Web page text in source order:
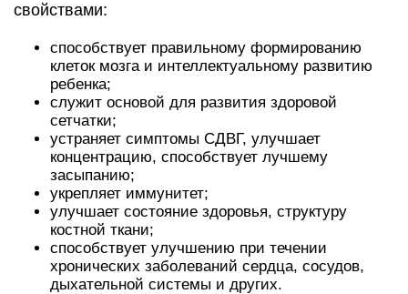
свойствами:
способствует правильному формированию
клеток мозга и интеллектуальному развитию
ребенка;
служит основой для развития здоровой
сетчатки;
устраняет симптомы СДВГ, улучшает
концентрацию, способствует лучшему
засыпанию;
укрепляет иммунитет;
улучшает состояние здоровья, структуру
костной ткани;
способствует улучшению при течении
хронических заболеваний сердца, сосудов,
дыхательной системы и других.